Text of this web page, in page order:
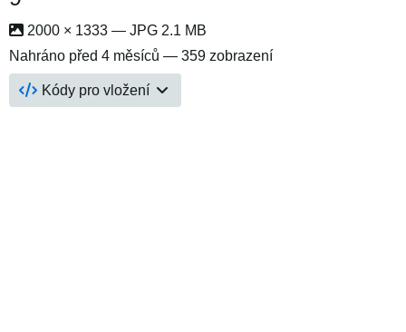
2000 × 1333 — JPG 2.1 MB
Nahráno před 4 měsíců — 359 zobrazení
Kódy pro vložení